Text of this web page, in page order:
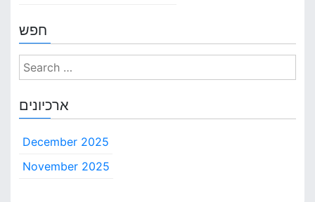
חפש
S
e
r
h
ארכיונים
December 2025
November 2025